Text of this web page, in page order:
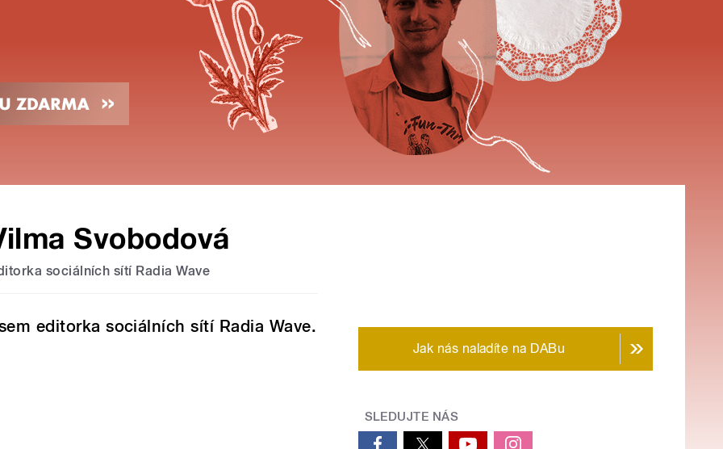
Svobodová
sociálních sítí Radia Wave
editorka sociálních sítí Radia Wave.
Jak nás naladíte na DABu
SLEDUJTE NÁS